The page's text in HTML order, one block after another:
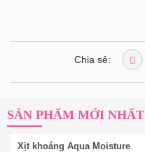
Chia sẻ:
SẢN PHẨM MỚI NHẤT
Xịt khoáng Aqua Moisture